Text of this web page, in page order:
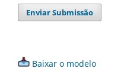
Enviar Submissão
Baixar o modelo